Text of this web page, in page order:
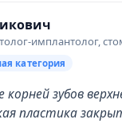
имплантолог,
категория
зубов
пластика